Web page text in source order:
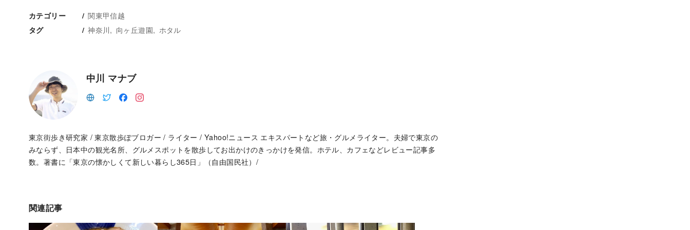
カテゴリー 関東甲信越
タグ 神奈川 向ヶ丘遊園 ホタル
中川 マナブ
東京街歩き研究家 / 東京散歩ぽブロガー / ライター / Yahoo!ニュース エキスパートなど旅・グルメライター。夫婦で東京の
みならず、日本中の観光名所、グルメスポットを散歩してお出かけのきっかけを発信。ホテル、カフェなどレビュー記事多
数。著書に「東京の懐かしくて新しい暮らし365日」（自由国民社）/
関連記事